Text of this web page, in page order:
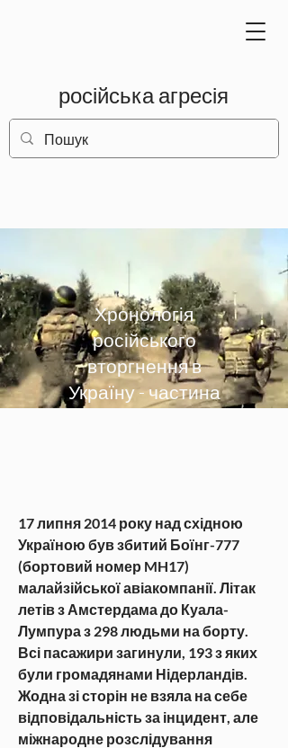
російська агресія
Хронологія
російського
вторгнення в
Україну - частина
17 липня 2014 року над східною
Україною був збитий Боїнг-777
(бортовий номер MH17)
малайзійської авіакомпанії. Літак
летів з Амстердама до Куала-
Лумпура з 298 людьми на борту.
Всі пасажири загинули, 193 з яких
були громадянами Нідерландів.
Жодна зі сторін не взяла на себе
відповідальність за інцидент, але
міжнародне розслідування